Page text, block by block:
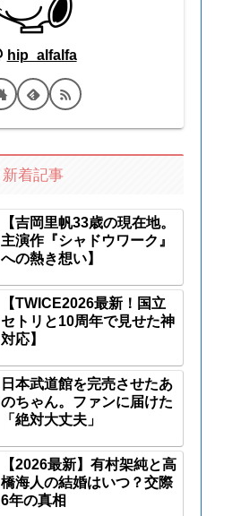
hip_alfalfa
新着記事
【吉岡里帆33歳の現在地。
主演作『シャドウワーク』
への熱き想い】
【TWICE2026最新！国立
セトリと10周年で見せた神
対応】
日本武道館を完売させたあ
のちゃん。ファンに届けた
「絶対大丈夫」
【2026最新】有村架純と高
橋海人の結婚はいつ？交際
6年の真相